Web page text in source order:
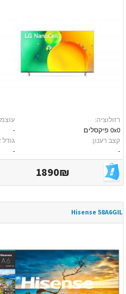
רזולוציה:
0x0 פיקסלים
קצב רענון:
-
-
גודל
-
1890₪
Hisense 58A6GIL